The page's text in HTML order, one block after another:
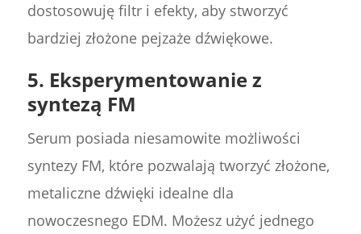
dostosowuję filtr i efekty, aby stworzyć
bardziej złożone pejzaże dźwiękowe.
5. Eksperymentowanie z
syntezą FM
Serum posiada niesamowite możliwości
syntezy FM, które pozwalają tworzyć złożone,
metaliczne dźwięki idealne dla
nowoczesnego EDM. Możesz użyć jednego